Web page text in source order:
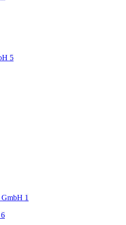
5
GmbH 1
6